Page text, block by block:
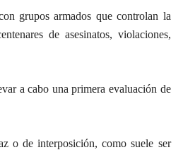
grupos armados que controlan la
de asesinatos, violaciones,
a cabo una primera evaluación de
o de interposición, como suele ser